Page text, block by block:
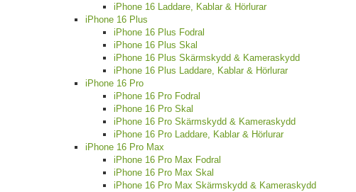
iPhone 16 Laddare, Kablar & Hörlurar
iPhone 16 Plus
iPhone 16 Plus Fodral
iPhone 16 Plus Skal
iPhone 16 Plus Skärmskydd & Kameraskydd
iPhone 16 Plus Laddare, Kablar & Hörlurar
iPhone 16 Pro
iPhone 16 Pro Fodral
iPhone 16 Pro Skal
iPhone 16 Pro Skärmskydd & Kameraskydd
iPhone 16 Pro Laddare, Kablar & Hörlurar
iPhone 16 Pro Max
iPhone 16 Pro Max Fodral
iPhone 16 Pro Max Skal
iPhone 16 Pro Max Skärmskydd & Kameraskydd